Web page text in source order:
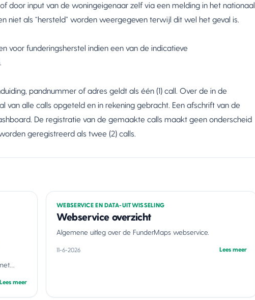
door input van de woningeigenaar zelf via een melding in het nationaal
niet als “hersteld” worden weergegeven terwijl dit wel het geval is.
voor funderingsherstel indien een van de indicatieve
pandnummer of adres geldt als één (1) call. Over de in de
alle calls opgeteld en in rekening gebracht. Een afschrift van de
De registratie van de gemaakte calls maakt geen onderscheid
geregistreerd als twee (2) calls.
Lees meer
WEBSERVICE EN DATA-UITWISSELING
Webservice overzicht
Algemene uitleg over de FunderMaps webservice.
11-6-2026 Lees meer